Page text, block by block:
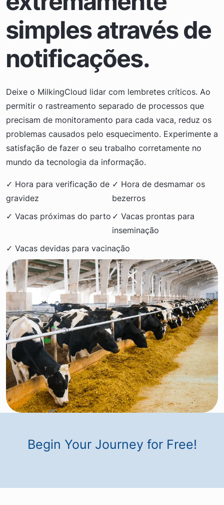
simples através de
notificações.
Deixe o MilkingCloud lidar com lembretes críticos. Ao
permitir o rastreamento separado de processos que
precisam de monitoramento para cada vaca, reduz os
problemas causados pelo esquecimento. Experimente a
satisfação de fazer o seu trabalho corretamente no
mundo da tecnologia da informação.
✓ Hora para verificação de
gravidez
✓ Hora de desmamar os
bezerros
✓ Vacas próximas do parto ✓ Vacas prontas para
inseminação
✓ Vacas devidas para vacinação
Begin Your Journey for Free!